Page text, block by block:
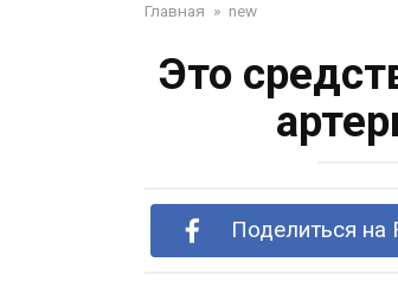
Главная » new
Это
Поделиться на